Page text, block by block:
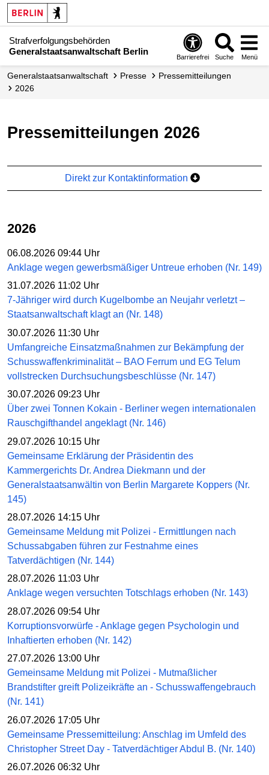
Strafverfolgungsbehörden
Generalstaatsanwaltschaft Berlin
Barrierefrei Suche Menü
Generalstaatsanwaltschaft Presse
Presse­mitteilungen
2026
Pressemitteilungen 2026
Direkt zur Kontaktinformation
2026
06.08.2026 09:44 Uhr
Anklage wegen gewerbsmäßiger Untreue erhoben (Nr. 149)
31.07.2026 11:02 Uhr
7-Jähriger wird durch Kugelbombe an Neujahr verletzt –
Staatsanwaltschaft klagt an (Nr. 148)
30.07.2026 11:30 Uhr
Umfangreiche Einsatzmaßnahmen zur Bekämpfung der
Schusswaffenkriminalität – BAO Ferrum und EG Telum
vollstrecken Durchsuchungsbeschlüsse (Nr. 147)
30.07.2026 09:23 Uhr
Über zwei Tonnen Kokain - Berliner wegen internationalen
Rauschgifthandel angeklagt (Nr. 146)
29.07.2026 10:15 Uhr
Gemeinsame Erklärung der Präsidentin des
Kammergerichts Dr. Andrea Diekmann und der
Generalstaatsanwältin von Berlin Margarete Koppers (Nr.
145)
28.07.2026 14:15 Uhr
Gemeinsame Meldung mit Polizei - Ermittlungen nach
Schussabgaben führen zur Festnahme eines
Tatverdächtigen (Nr. 144)
28.07.2026 11:03 Uhr
Anklage wegen versuchten Totschlags erhoben (Nr. 143)
28.07.2026 09:54 Uhr
Korruptionsvorwürfe - Anklage gegen Psychologin und
Inhaftierten erhoben (Nr. 142)
27.07.2026 13:00 Uhr
Gemeinsame Meldung mit Polizei - Mutmaßlicher
Brandstifter greift Polizeikräfte an - Schusswaffengebrauch
(Nr. 141)
26.07.2026 17:05 Uhr
Gemeinsame Pressemitteilung: Anschlag im Umfeld des
Christopher Street Day - Tatverdächtiger Abdul B. (Nr. 140)
26.07.2026 06:32 Uhr